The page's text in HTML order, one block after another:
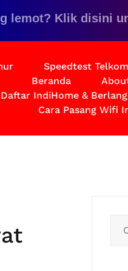
Klik disini untuk
Speedtest Telkom
Beranda
IndiHome &
Cara Pasang Wifi